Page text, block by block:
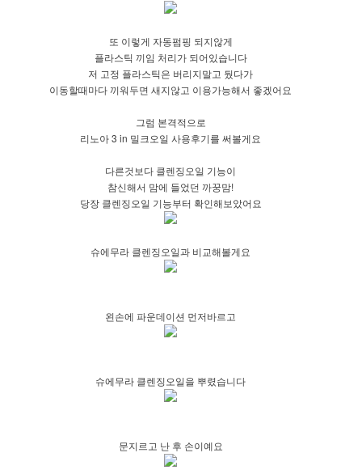
또 이렇게 자동펌핑 되지않게
플라스틱 끼임 처리가 되어있습니다
저 고정 플라스틱은 버리지말고 뒀다가
이동할때마다 끼워두면 새지않고 이용가능해서 좋겠어요
그럼 본격적으로
리노아 3 in 밀크오일 사용후기를 써볼게요
다른것보다 클렌징오일 기능이
참신해서 맘에 들었던 까꿍맘!
당장 클렌징오일 기능부터 확인해보았어요
슈에무라 클렌징오일과 비교해볼게요
왼손에 파운데이션 먼저바르고
슈에무라 클렌징오일을 뿌렸습니다
문지르고 난 후 손이예요